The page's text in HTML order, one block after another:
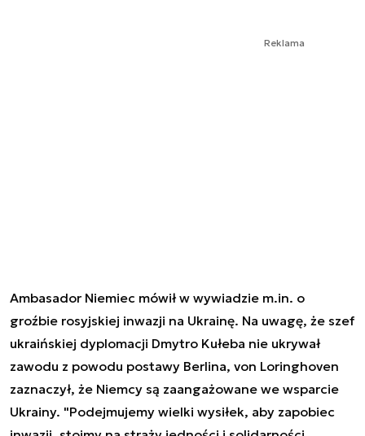
Reklama
Ambasador Niemiec mówił w wywiadzie m.in. o
groźbie rosyjskiej inwazji na Ukrainę. Na uwagę, że szef
ukraińskiej dyplomacji Dmytro Kułeba nie ukrywał
zawodu z powodu postawy Berlina, von Loringhoven
zaznaczył, że Niemcy są zaangażowane we wsparcie
Ukrainy. "Podejmujemy wielki wysiłek, aby zapobiec